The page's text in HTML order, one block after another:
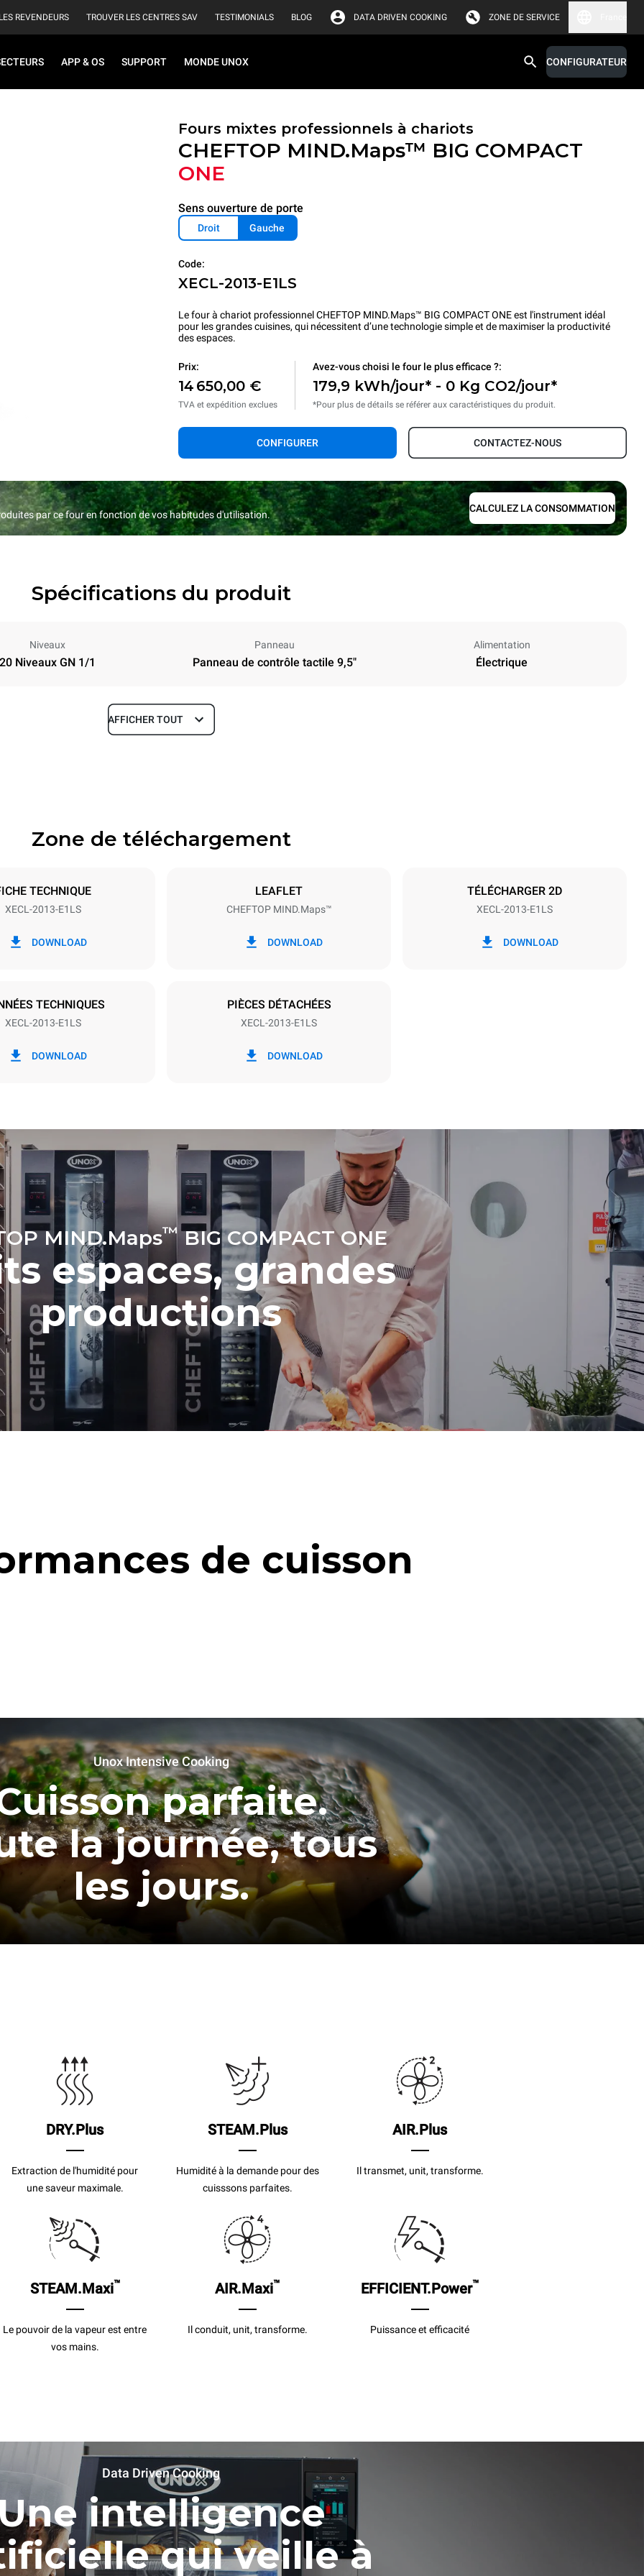
REVENDEURS TROUVER LES CENTRES SAV TESTIMONIALS BLOG DATA DRIVEN COOKING ZONE DE SERVICE
APP & OS SUPPORT MONDE UNOX CONFIGURATEUR
Fours mixtes professionnels à chariots
CHEFTOP MIND.Maps™ BIG COMPACT
ONE
Sens ouverture de porte
Droit Gauche
Code:
XECL-2013-E1LS
Le four à chariot professionnel CHEFTOP MIND.Maps™ BIG COMPACT ONE est l'instrument idéal
pour les grandes cuisines, qui nécessitent d’une technologie simple et de maximiser la productivité
des espaces.
Prix:
14 650,00 €
TVA et expédition exclues
Avez-vous choisi le four le plus efficace ?:
179,9 kWh/jour* - 0 Kg CO2/jour*
*Pour plus de détails se référer aux caractéristiques du produit.
CONFIGURER CONTACTEZ-NOUS
par ce four en fonction de vos habitudes d'utilisation.
CALCULEZ LA CONSOMMATION
Spécifications du produit
Niveaux
20 Niveaux GN 1/1
Panneau
Panneau de contrôle tactile 9,5"
Alimentation
Électrique
Profondeur
Taille de la plaque
/ 220-240V 3~
ces dernières peuvent être éliminées en
choisissant d'acheter de l'énergie produite
à partir de sources renouvelables.
sur la base des nettoyages
suivants (52 semaines/an) :
longs
AFFICHER TOUT
Zone de téléchargement
TECHNIQUE
XECL-2013-E1LS
DOWNLOAD
LEAFLET
CHEFTOP MIND.Maps™
DOWNLOAD
TÉLÉCHARGER 2D
XECL-2013-E1LS
DOWNLOAD
TECHNIQUES
XECL-2013-E1LS
DOWNLOAD
PIÈCES DÉTACHÉES
XECL-2013-E1LS
DOWNLOAD
MIND.Maps™BIG COMPACT ONE
espaces, grandes
productions
de cuisson
Unox Intensive Cooking
parfaite.
la journée, tous
les jours.
DRY.Plus
Extraction de l'humidité pour
une saveur maximale.
STEAM.Plus
Humidité à la demande pour des
cuisssons parfaites.
AIR.Plus
Il transmet, unit, transforme.
STEAM.Maxi™
Le pouvoir de la vapeur est entre
vos mains.
AIR.Maxi™
Il conduit, unit, transforme.
EFFICIENT.Power™
Puissance et efficacité
Data Driven Cooking
intelligence
qui veille à